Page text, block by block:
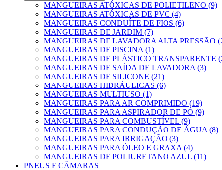
MANGUEIRAS ATÓXICAS DE POLIETILENO (9)
MANGUEIRAS ATÓXICAS DE PVC (4)
MANGUEIRAS CONDUÍTE DE FIOS (6)
MANGUEIRAS DE JARDIM (7)
MANGUEIRAS DE LAVADORA ALTA PRESSÃO
MANGUEIRAS DE PISCINA (1)
MANGUEIRAS DE PLÁSTICO TRANSPARENTE
MANGUEIRAS DE SAÍDA DE LAVADORA (3)
MANGUEIRAS DE SILICONE (21)
MANGUEIRAS HIDRÁULICAS (6)
MANGUEIRAS MULTIUSO (1)
MANGUEIRAS PARA AR COMPRIMIDO (19)
MANGUEIRAS PARA ASPIRADOR DE PÓ (9)
MANGUEIRAS PARA COMBUSTÍVEL (9)
MANGUEIRAS PARA CONDUÇÃO DE ÁGUA (8)
MANGUEIRAS PARA IRRIGAÇÃO (3)
MANGUEIRAS PARA ÓLEO E GRAXA (4)
MANGUEIRAS DE POLIURETANO AZUL (11)
PNEUS E CÂMARAS